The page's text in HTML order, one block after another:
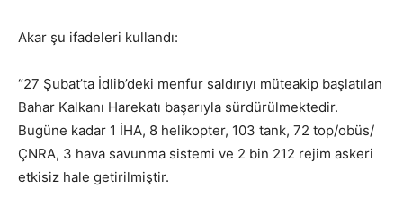
Akar şu ifadeleri kullandı:
“27 Şubat’ta İdlib’deki menfur saldırıyı müteakip başlatılan
Bahar Kalkanı Harekatı başarıyla sürdürülmektedir.
Bugüne kadar 1 İHA, 8 helikopter, 103 tank, 72 top/obüs/
ÇNRA, 3 hava savunma sistemi ve 2 bin 212 rejim askeri
etkisiz hale getirilmiştir.